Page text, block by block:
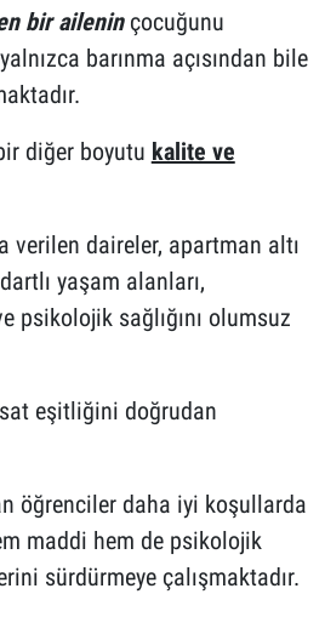
bir aileninçocuğunu
barınma açısından bile
diğer boyutu kalite ve
verilen daireler, apartman altı
yaşam alanları,
psikolojik sağlığını olumsuz
eşitliğini doğrudan
öğrenciler daha iyi koşullarda
maddi hem de psikolojik
sürdürmeye çalışmaktadır.